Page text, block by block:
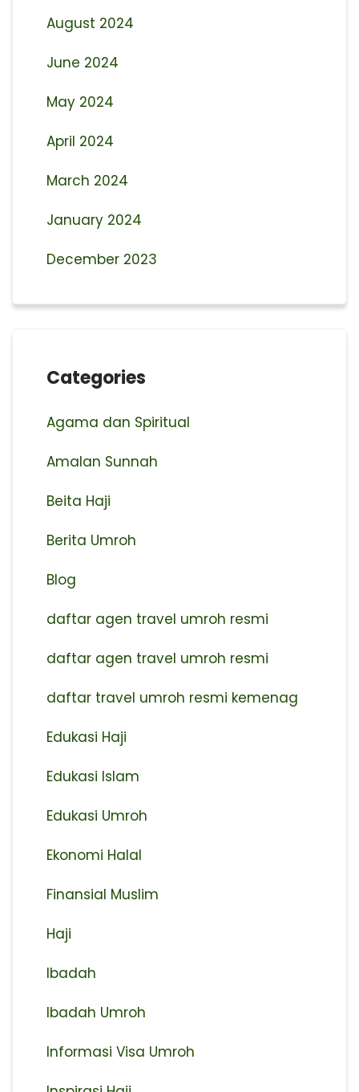
August 2024
June 2024
May 2024
April 2024
March 2024
January 2024
December 2023
Categories
Agama dan Spiritual
Amalan Sunnah
Beita Haji
Berita Umroh
Blog
daftar agen travel umroh resmi
⁠daftar agen travel umroh resmi
daftar travel umroh resmi kemenag
Edukasi Haji
Edukasi Islam
Edukasi Umroh
Ekonomi Halal
Finansial Muslim
Haji
Ibadah
Ibadah Umroh
Informasi Visa Umroh